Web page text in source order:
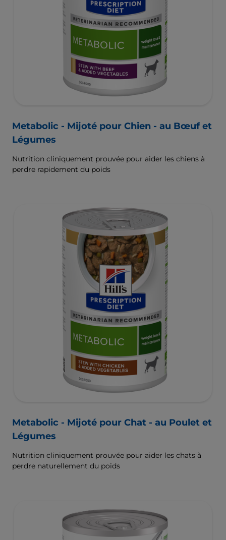
Metabolic - Mijoté pour Chien - au Bœuf et
Légumes
Nutrition cliniquement prouvée pour aider les chiens à
perdre rapidement du poids
Metabolic - Mijoté pour Chat - au Poulet et
Légumes
Nutrition cliniquement prouvée pour aider les chats à
perdre naturellement du poids